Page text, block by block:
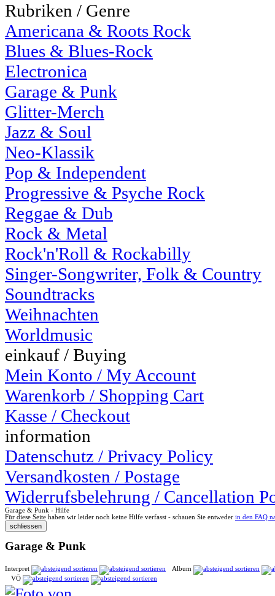
Rubriken / Genre
Americana & Roots Rock
Blues & Blues-Rock
Electronica
Garage & Punk
Glitter-Merch
Jazz & Soul
Neo-Klassik
Pop & Independent
Progressive & Psyche Rock
Reggae & Dub
Rock & Metal
Rock'n'Roll & Rockabilly
Singer-Songwriter, Folk & Country
Soundtracks
Weihnachten
Worldmusic
einkauf / Buying
Mein Konto / My Account
Warenkorb / Shopping Cart
Kasse / Checkout
information
Datenschutz / Privacy Policy
Versandkosten / Postage
Widerrufsbelehrung / Cancellation
Garage & Punk - Hilfe
Für diese Seite haben wir leider noch keine Hilfe verfasst - schauen Sie entweder in den FAQ
Garage & Punk
Interpret
Album
VÖ